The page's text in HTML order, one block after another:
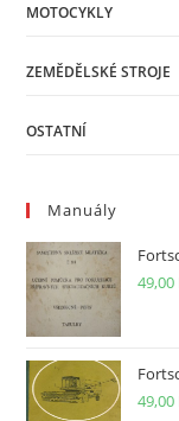
MOTOCYKLY
ZEMĚDĚLSKÉ STROJE
OSTATNÍ
Manuály
49,00
49,00